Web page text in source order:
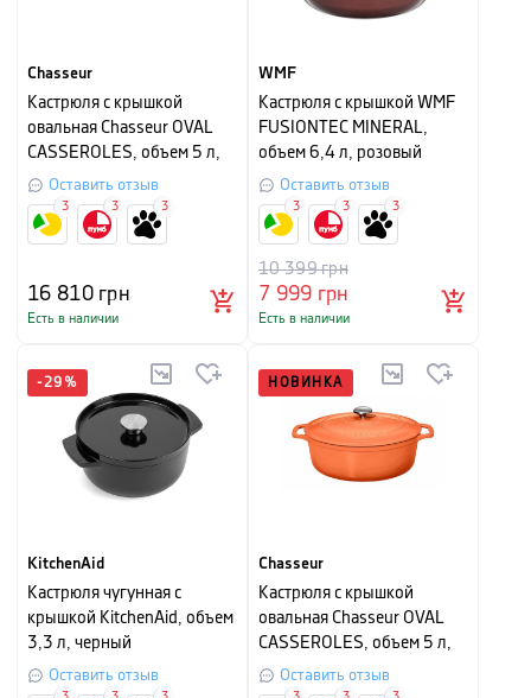
Chasseur
Кастрюля с крышкой
овальная Chasseur OVAL
CASSEROLES, объем 5 л,
диаметр 29 см, сушеная
роза
Оставить отзыв
16 810грн
Есть в наличии
3 3 3
WMF
Кастрюля с крышкой WMF
FUSIONTEC MINERAL,
объем 6,4 л, розовый
кварцОставить отзыв
7 999 грн
10 399грн
Есть в наличии
3 3 3
-29 %
KitchenAid
Кастрюля чугунная с
крышкой KitchenAid, объем
3,3 л, черный
Оставить отзыв
НОВИНКА
Chasseur
Кастрюля с крышкой
овальная Chasseur OVAL
CASSEROLES, объем 5 л,
диаметр 29 см,
мандариновый
Оставить отзыв